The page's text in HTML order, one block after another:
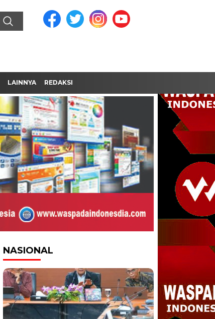
LAINNYA REDAKSI
NASIONAL